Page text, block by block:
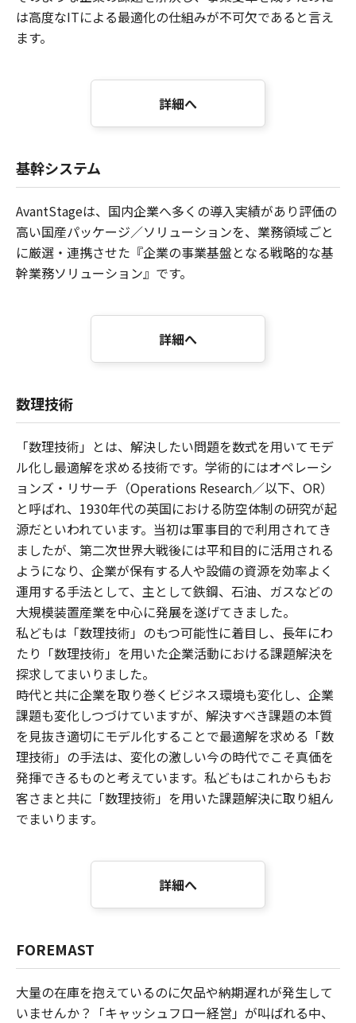
は高度なITによる最適化の仕組みが不可欠であると言え
ます。
詳細へ
基幹システム
AvantStageは、国内企業へ多くの導入実績があり評価の
高い国産パッケージ／ソリューションを、業務領域ごと
に厳選・連携させた『企業の事業基盤となる戦略的な基
幹業務ソリューション』です。
詳細へ
数理技術
「数理技術」とは、解決したい問題を数式を用いてモデ
ル化し最適解を求める技術です。学術的にはオペレーシ
ョンズ・リサーチ（Operations Research／以下、OR）
と呼ばれ、1930年代の英国における防空体制の研究が起
源だといわれています。当初は軍事目的で利用されてき
ましたが、第二次世界大戦後には平和目的に活用される
ようになり、企業が保有する人や設備の資源を効率よく
運用する手法として、主として鉄鋼、石油、ガスなどの
大規模装置産業を中心に発展を遂げてきました。
私どもは「数理技術」のもつ可能性に着目し、長年にわ
たり「数理技術」を用いた企業活動における課題解決を
探求してまいりました。
時代と共に企業を取り巻くビジネス環境も変化し、企業
課題も変化しつづけていますが、解決すべき課題の本質
を見抜き適切にモデル化することで最適解を求める「数
理技術」の手法は、変化の激しい今の時代でこそ真価を
発揮できるものと考えています。私どもはこれからもお
客さまと共に「数理技術」を用いた課題解決に取り組ん
でまいります。
詳細へ
FOREMAST
大量の在庫を抱えているのに欠品や納期遅れが発生して
いませんか？「キャッシュフロー経営」が叫ばれる中、